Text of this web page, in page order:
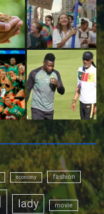
economy fashion
lady movie